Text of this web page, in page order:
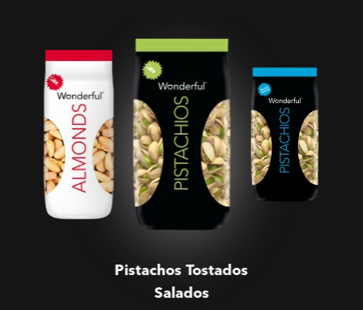
Pistachos Tostados
Salados
Pistachos Tostados
Salados